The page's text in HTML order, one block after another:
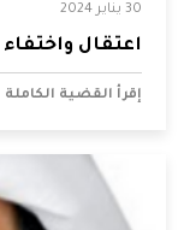
30 يناير 2024
اعتقال
إقرأ القضية الكاملة